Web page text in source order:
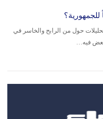
حول من الرابح والخاسر في
فيه…